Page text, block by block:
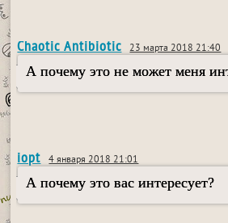
Chaotic Antibiotic 23 марта 2018 21:40
А почему это не может меня
iopt 4 января 2018 21:01
А почему это вас интересует?